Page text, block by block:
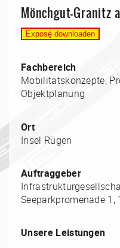
Mönchgut-Granitz
Fachbereich
Mobilitätskonzepte,
Objektplanung
Ort
Insel Rügen
Auftraggeber
Seeparkpromenade
Unsere Leistungen